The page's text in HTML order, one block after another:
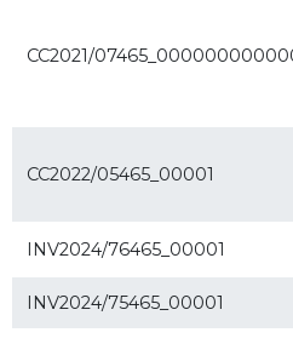
CC2021/
CC2022/05465_00001
INV2024/76465_00001
INV2024/75465_00001